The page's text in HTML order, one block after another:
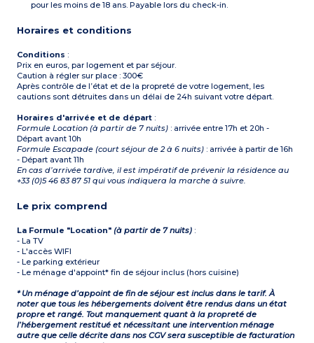
pour les moins de 18 ans. Payable lors du check-in.
Horaires et conditions
Conditions :
Prix en euros, par logement et par séjour.
Caution à régler sur place : 300€
Après contrôle de l’état et de la propreté de votre logement, les
cautions sont détruites dans un délai de 24h suivant votre départ.
Horaires d'arrivée et de départ :
Formule Location (à partir de 7 nuits) : arrivée entre 17h et 20h -
Départ avant 10h
Formule Escapade (court séjour de 2 à 6 nuits) : arrivée à partir de 16h
- Départ avant 11h
En cas d’arrivée tardive, il est impératif de prévenir la résidence au
+33 (0)5 46 83 87 51 qui vous indiquera la marche à suivre.
Le prix comprend
La Formule "Location"(à partir de 7 nuits) :
- La TV
- L'accès WIFI
- Le parking extérieur
- Le ménage d'appoint* fin de séjour inclus (hors cuisine)
* Un ménage d’appoint de fin de séjour est inclus dans le tarif. À
noter que tous les hébergements doivent être rendus dans un état
propre et rangé. Tout manquement quant à la propreté de
l’hébergement restitué et nécessitant une intervention ménage
autre que celle décrite dans nos CGV sera susceptible de facturation